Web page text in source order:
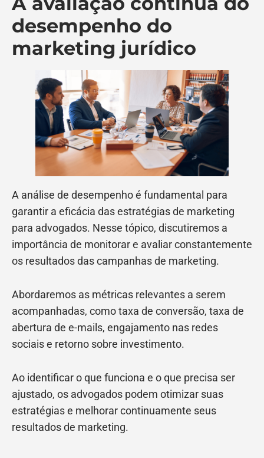
desempenho do
marketing jurídico
A análise de desempenho é fundamental para
garantir a eficácia das estratégias de marketing
para advogados. Nesse tópico, discutiremos a
importância de monitorar e avaliar constantemente
os resultados das campanhas de marketing.
Abordaremos as métricas relevantes a serem
acompanhadas, como taxa de conversão, taxa de
abertura de e-mails, engajamento nas redes
sociais e retorno sobre investimento.
Ao identificar o que funciona e o que precisa ser
ajustado, os advogados podem otimizar suas
estratégias e melhorar continuamente seus
resultados de marketing.